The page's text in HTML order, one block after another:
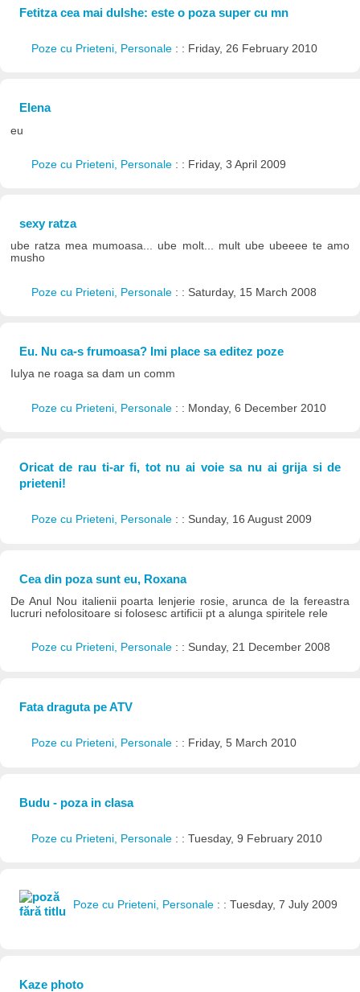
Fetitza cea mai dulshe: este o poza super cu mn
Poze cu Prieteni, Personale : : Friday, 26 February 2010
Elena
eu
Poze cu Prieteni, Personale : : Friday, 3 April 2009
sexy ratza
ube ratza mea mumoasa... ube molt... mult ube ubeeee te amo
musho
Poze cu Prieteni, Personale : : Saturday, 15 March 2008
Eu. Nu ca-s frumoasa? Imi place sa editez poze
Iulya ne roaga sa dam un comm
Poze cu Prieteni, Personale : : Monday, 6 December 2010
Oricat de rau ti-ar fi, tot nu ai voie sa nu ai grija si de
prieteni!
Poze cu Prieteni, Personale : : Sunday, 16 August 2009
Cea din poza sunt eu, Roxana
De Anul Nou italienii poarta lenjerie rosie, arunca de la fereastra
lucruri nefolositoare si folosesc artificii pt a alunga spiritele rele
Poze cu Prieteni, Personale : : Sunday, 21 December 2008
Fata draguta pe ATV
Poze cu Prieteni, Personale : : Friday, 5 March 2010
Budu - poza in clasa
Poze cu Prieteni, Personale : : Tuesday, 9 February 2010
Poze cu Prieteni, Personale : : Tuesday, 7 July 2009
Kaze photo